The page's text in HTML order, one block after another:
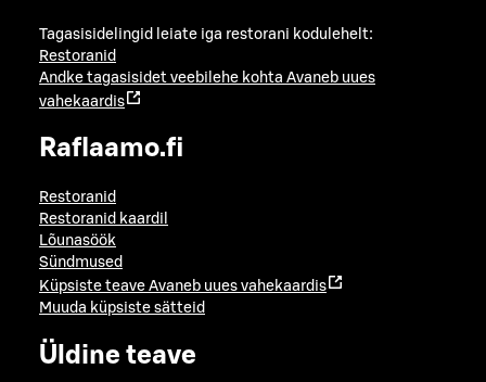
Tagasisidelingid leiate iga restorani kodulehelt:
Restoranid
Andke tagasisidet veebilehe kohta Avaneb uues
vahekaardis
Raflaamo.fi
Restoranid
Restoranid kaardil
Lõunasöök
Sündmused
Küpsiste teave Avaneb uues vahekaardis
Muuda küpsiste sätteid
Üldine teave